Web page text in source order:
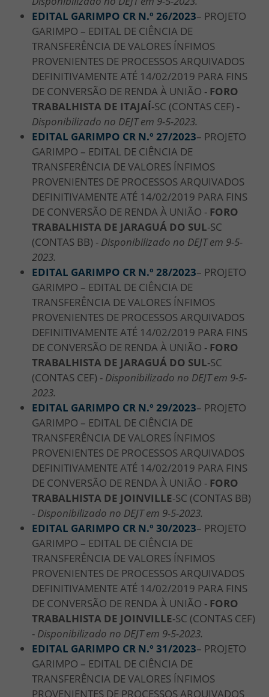
EDITAL GARIMPO CR N.º 26/2023– PROJETO
GARIMPO – EDITAL DE CIÊNCIA DE
TRANSFERÊNCIA DE VALORES ÍNFIMOS
PROVENIENTES DE PROCESSOS ARQUIVADOS
DEFINITIVAMENTE ATÉ 14/02/2019 PARA FINS
DE CONVERSÃO DE RENDA À UNIÃO - FORO
TRABALHISTA DE ITAJAÍ-SC (CONTAS CEF) -
Disponibilizado no DEJT em 9-5-2023.
EDITAL GARIMPO CR N.º 27/2023– PROJETO
GARIMPO – EDITAL DE CIÊNCIA DE
TRANSFERÊNCIA DE VALORES ÍNFIMOS
PROVENIENTES DE PROCESSOS ARQUIVADOS
DEFINITIVAMENTE ATÉ 14/02/2019 PARA FINS
DE CONVERSÃO DE RENDA À UNIÃO - FORO
TRABALHISTA DE JARAGUÁ DO SUL-SC
(CONTAS BB) - Disponibilizado no DEJT em 9-5-
2023.
EDITAL GARIMPO CR N.º 28/2023– PROJETO
GARIMPO – EDITAL DE CIÊNCIA DE
TRANSFERÊNCIA DE VALORES ÍNFIMOS
PROVENIENTES DE PROCESSOS ARQUIVADOS
DEFINITIVAMENTE ATÉ 14/02/2019 PARA FINS
DE CONVERSÃO DE RENDA À UNIÃO - FORO
TRABALHISTA DE JARAGUÁ DO SUL-SC
(CONTAS CEF) - Disponibilizado no DEJT em 9-5-
2023.
EDITAL GARIMPO CR N.º 29/2023– PROJETO
GARIMPO – EDITAL DE CIÊNCIA DE
TRANSFERÊNCIA DE VALORES ÍNFIMOS
PROVENIENTES DE PROCESSOS ARQUIVADOS
DEFINITIVAMENTE ATÉ 14/02/2019 PARA FINS
DE CONVERSÃO DE RENDA À UNIÃO - FORO
TRABALHISTA DE JOINVILLE-SC (CONTAS BB)
- Disponibilizado no DEJT em 9-5-2023.
EDITAL GARIMPO CR N.º 30/2023– PROJETO
GARIMPO – EDITAL DE CIÊNCIA DE
TRANSFERÊNCIA DE VALORES ÍNFIMOS
PROVENIENTES DE PROCESSOS ARQUIVADOS
DEFINITIVAMENTE ATÉ 14/02/2019 PARA FINS
DE CONVERSÃO DE RENDA À UNIÃO - FORO
TRABALHISTA DE JOINVILLE-SC (CONTAS CEF)
- Disponibilizado no DEJT em 9-5-2023.
EDITAL GARIMPO CR N.º 31/2023– PROJETO
GARIMPO – EDITAL DE CIÊNCIA DE
TRANSFERÊNCIA DE VALORES ÍNFIMOS
PROVENIENTES DE PROCESSOS ARQUIVADOS